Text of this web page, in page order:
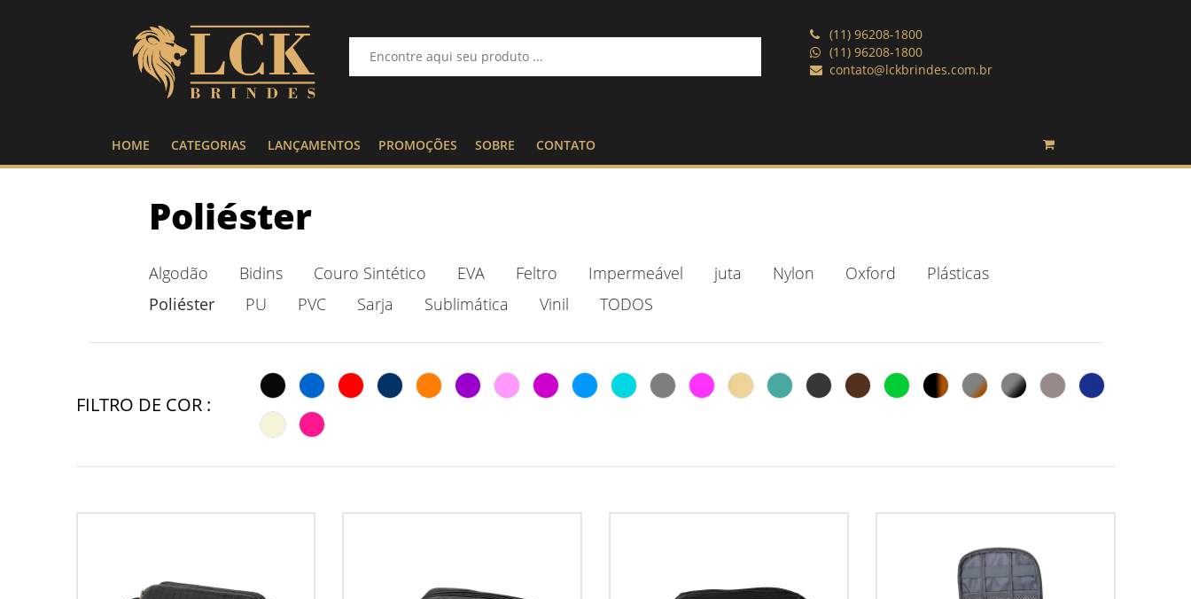
(11) 96208-1800
(11) 96208-1800
contato@lckbrindes.com.br
HOME CATEGORIAS LANÇAMENTOS PROMOÇÕES SOBRE CONTATO
Poliéster
Algodão Bidins Couro Sintético EVA Feltro Impermeável juta Nylon Oxford
Plásticas
Poliéster
PU PVC Sarja Sublimática Vinil TODOS
FILTRO DE COR :